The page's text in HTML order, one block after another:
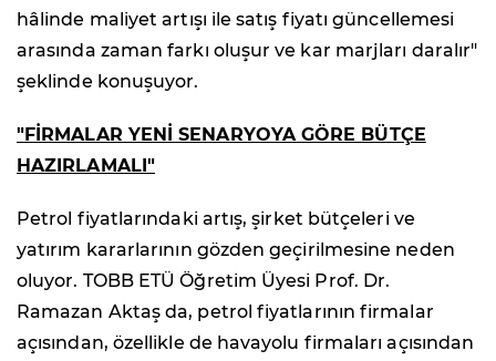
hâlinde maliyet artışı ile satış fiyatı güncellemesi
arasında zaman farkı oluşur ve kar marjları daralır"
şeklinde konuşuyor.
"FİRMALAR YENİ SENARYOYA GÖRE BÜTÇE
HAZIRLAMALI"
Petrol fiyatlarındaki artış, şirket bütçeleri ve
yatırım kararlarının gözden geçirilmesine neden
oluyor. TOBB ETÜ Öğretim Üyesi Prof. Dr.
Ramazan Aktaş da, petrol fiyatlarının firmalar
açısından, özellikle de havayolu firmaları açısından